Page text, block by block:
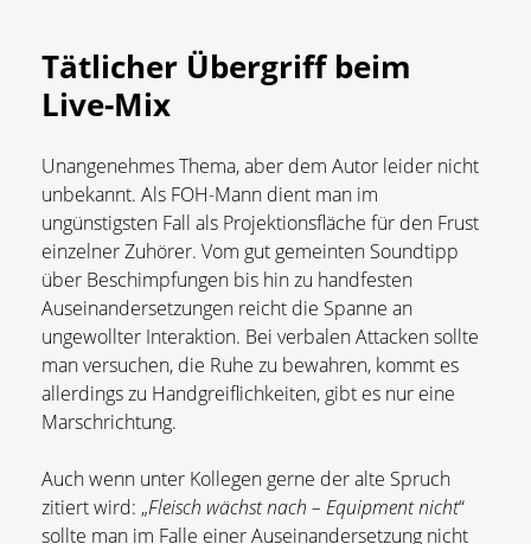
Tätlicher Übergriff beim
Live-Mix
Unangenehmes Thema, aber dem Autor leider nicht
unbekannt. Als FOH-Mann dient man im
ungünstigsten Fall als Projektionsfläche für den Frust
einzelner Zuhörer. Vom gut gemeinten Soundtipp
über Beschimpfungen bis hin zu handfesten
Auseinandersetzungen reicht die Spanne an
ungewollter Interaktion. Bei verbalen Attacken sollte
man versuchen, die Ruhe zu bewahren, kommt es
allerdings zu Handgreiflichkeiten, gibt es nur eine
Marschrichtung.
Auch wenn unter Kollegen gerne der alte Spruch
zitiert wird: „Fleisch wächst nach – Equipment nicht“
sollte man im Falle einer Auseinandersetzung nicht